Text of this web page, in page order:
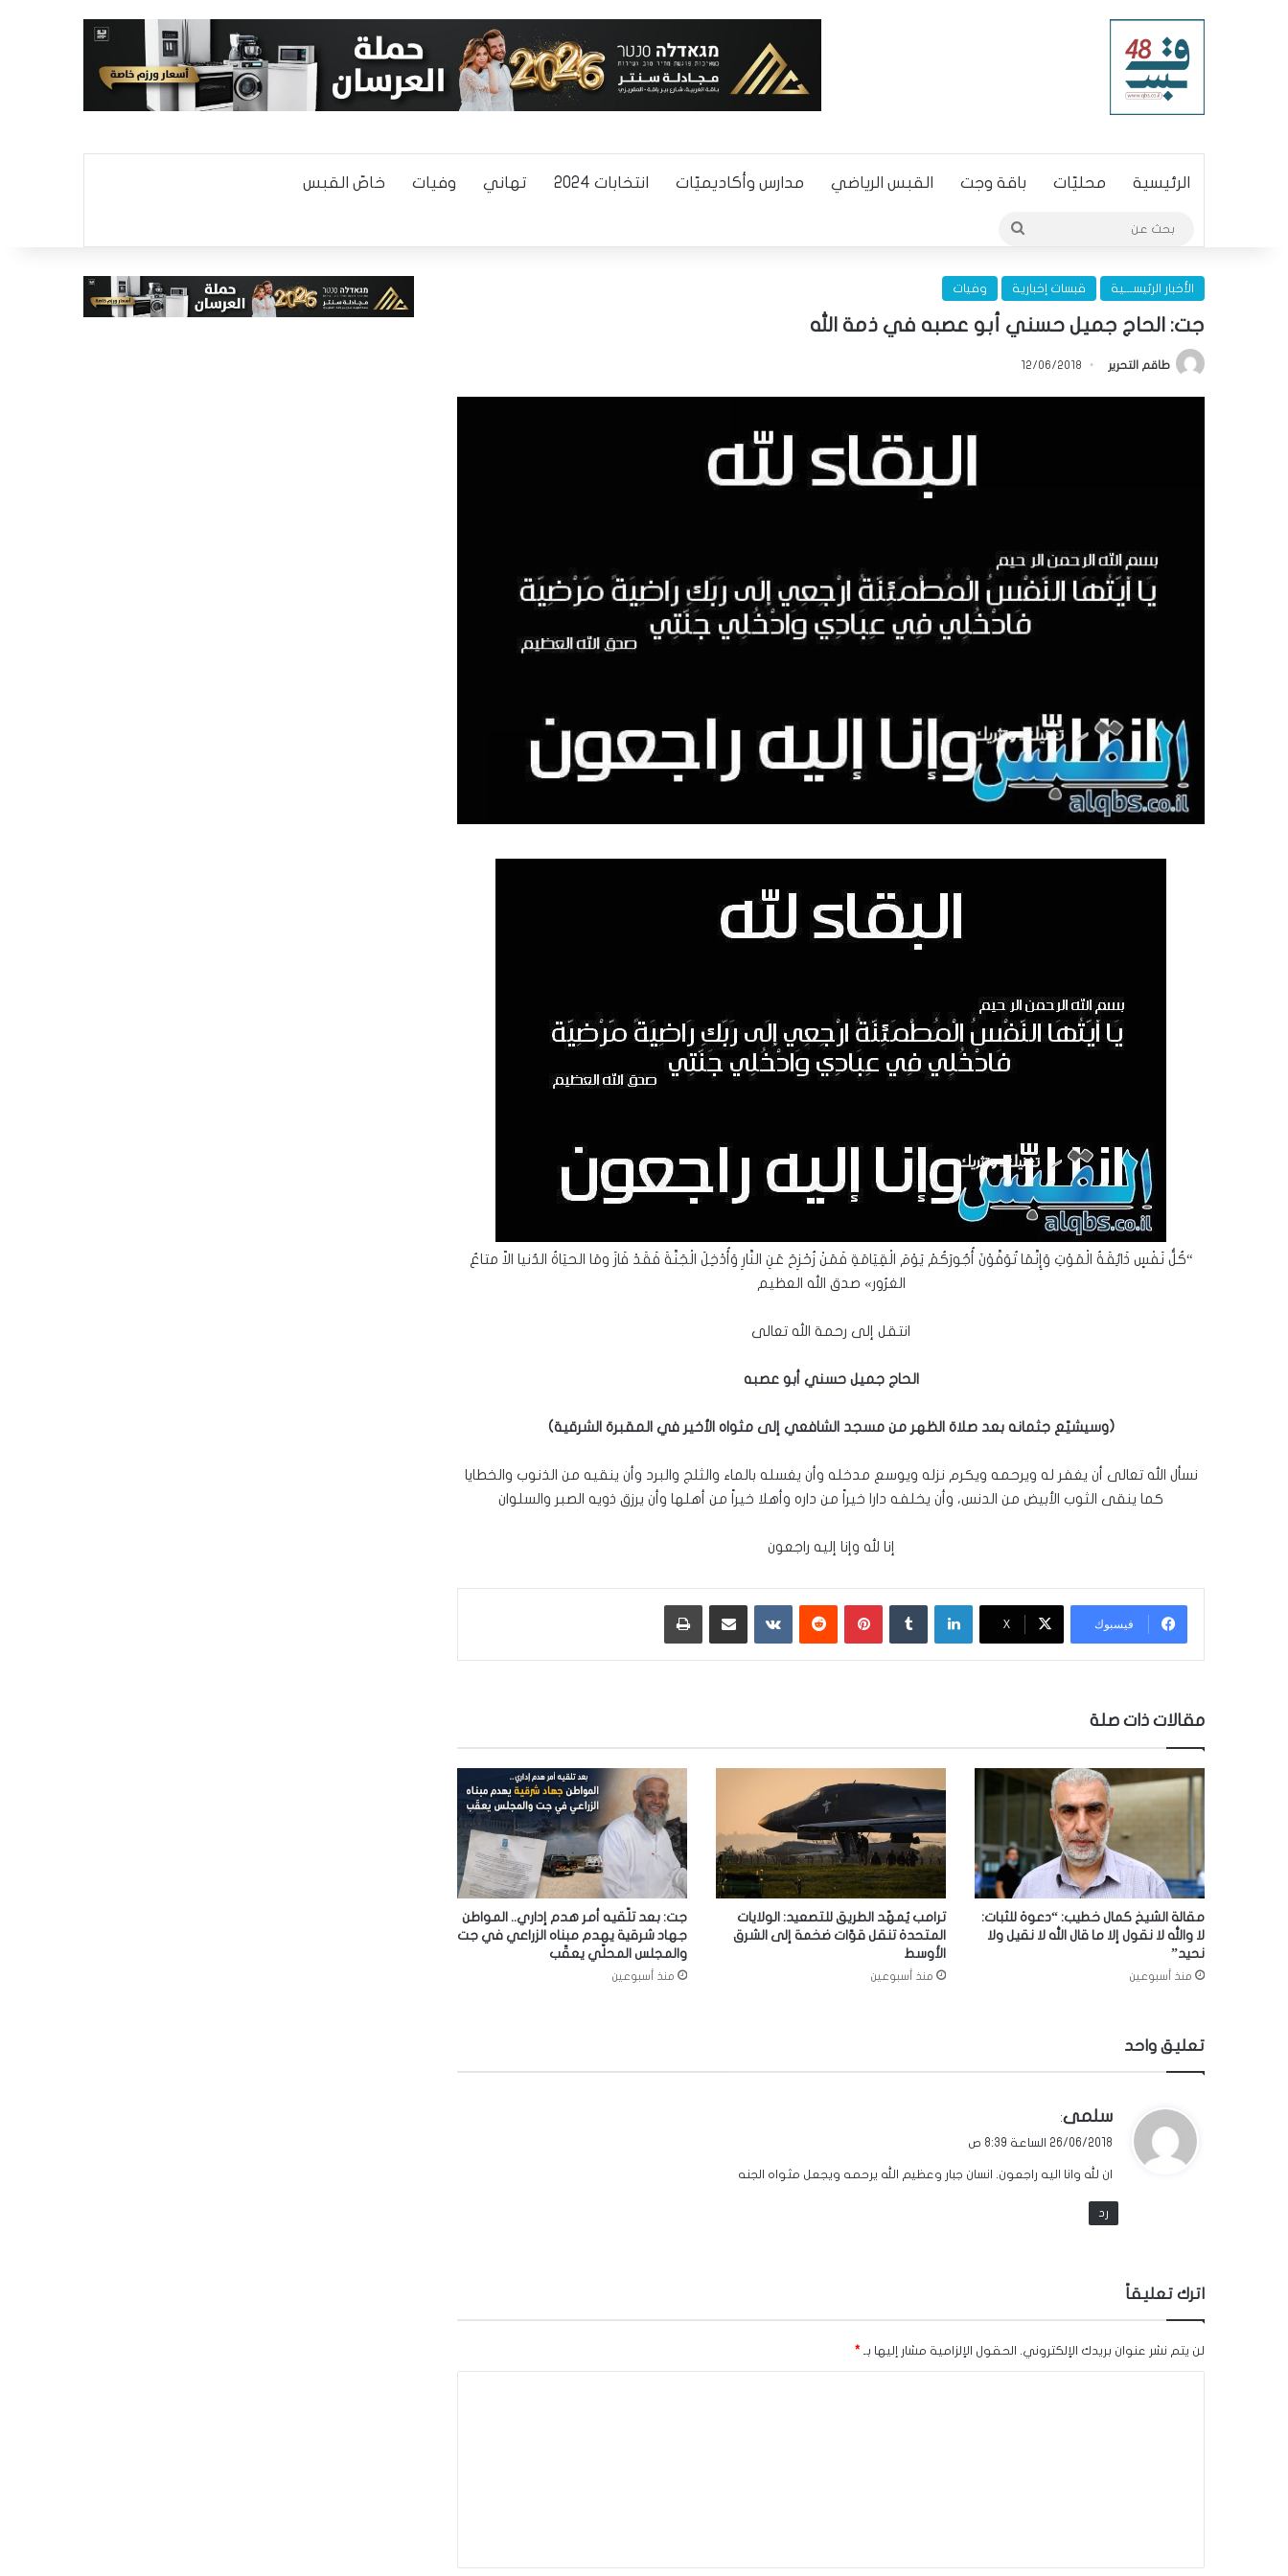
الرئيسية محليّات باقة وجت القبس الرياضي مدارس وأكاديميّات انتخابات 2024 تهاني وفيات خاصّ القبس
الأخبار الرئيســـية قبسات إخبارية وفيات
جت: الحاج جميل حسني أبو عصبه في ذمة الله
طاقم التحرير 12/06/2018
“كُلُّ نَفْسٍ ذَائِقَةُ الْمَوْتِ وَإِنَّمَا تُوَفَّوْنَ أُجُورَكُمْ يَوْمَ الْقِيَامَةِ فَمَنْ زُحْزِحَ عَنِ النَّارِ وَأُدْخِلَ الْجَنَّةَ فَقَدْ فَازَ ومَا الحيَاةُ الدُنيا الاّ متاعُ
الغرُور» صدق الله العظيم
انتقل إلى رحمة الله تعالى
الحاج جميل حسني أبو عصبه
(وسيشيّع جثمانه بعد صلاة الظهر من مسجد الشافعي إلى مثواه الأخير في المقبرة الشرقية)
نسأل الله تعالى أن يغفر له ويرحمه ويكرم نزله ويوسع مدخله وأن يغسله بالماء والثلج والبرد وأن ينقيه من الذنوب والخطايا
كما ينقى الثوب الأبيض من الدنس، وأن يخلفه دارا خيراً من داره وأهلا خيراً من أهلها وأن يرزق ذويه الصبر والسلوان
إنا لله وإنا إليه راجعون
فيسبوك ‫X
لينكدإن بينتيريست ‏VKontakte
مقالات ذات صلة
مقالة الشيخ كمال خطيب: “دعوة للثبات:
لا والله لا نقول إلا ما قال الله لا نقيل ولا
نحيد”
منذ أسبوعين
ترامب يُمهّد الطريق للتصعيد: الولايات
المتحدة تنقل قوّات ضخمة إلى الشرق
الأوسط
منذ أسبوعين
جت: بعد تلّقيه أمر هدم إداري.. المواطن
جهاد شرقية يهدم مبناه الزراعي في جت
والمجلس المحلّي يعقّب
منذ أسبوعين
تعليق واحد
ي
ل
سلمى:
26/06/2018 الساعة 8:39 ص
ان لله وانا اليه راجعون. انسان جبار وعظيم الله يرحمه ويجعل مثواه الجنه
رد
اترك تعليقاً
لن يتم نشر عنوان بريدك الإلكتروني. الحقول الإلزامية مشار إليها بـ *